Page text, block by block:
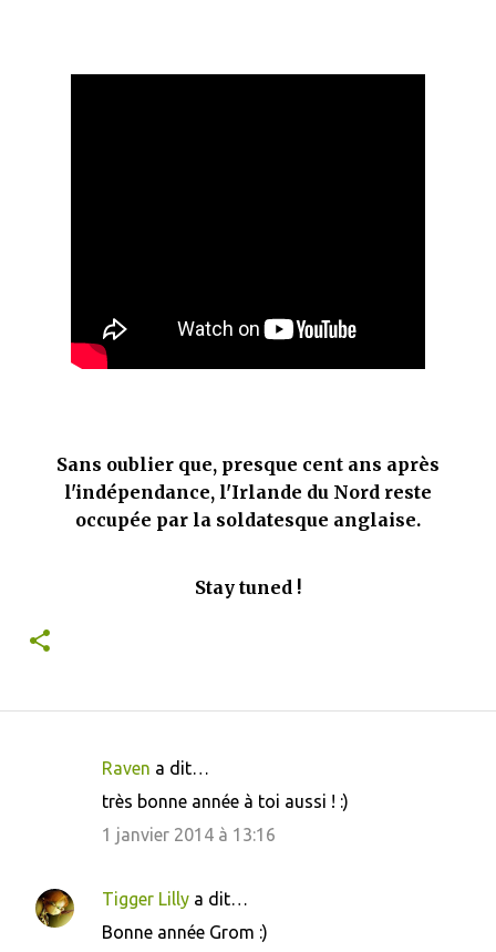
Sans oublier que, presque cent ans après
l'indépendance, l'Irlande du Nord reste
occupée par la soldatesque anglaise.
Stay tuned !
e
Raven a dit…
très bonne année à toi aussi ! :)
1 janvier 2014 à 13:16
Tigger Lilly a dit…
Bonne année Grom :)